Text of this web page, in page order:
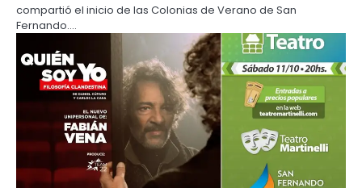
compartió el inicio de las Colonias de Verano de San
Fernando.…